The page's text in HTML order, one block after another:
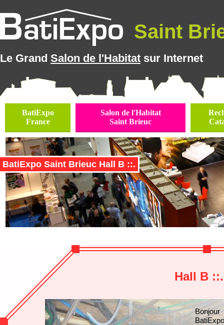
Saint
Le Grand Salon de l'Habitat sur Internet
BatiExpo
France
Salon de l'Habitat
Saint Brieuc
BatiExpo Saint Brieuc Hall B ::.
Hall B